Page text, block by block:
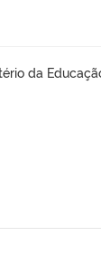
navegação